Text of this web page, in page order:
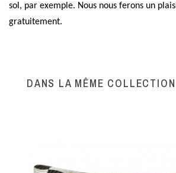
sol, par exemple. Nous nous ferons un
gratuitement.
DANS LA MÊME COLLECTION